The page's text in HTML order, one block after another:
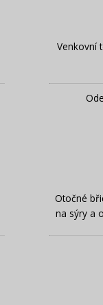
Venkovní
Otočné
na sýry a